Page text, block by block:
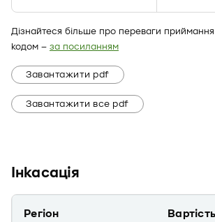
Дізнайтеся більше про переваги
кодом – за посиланням
Завантажити pdf
Завантажити все pdf
Інкасація
Регіон Вартість